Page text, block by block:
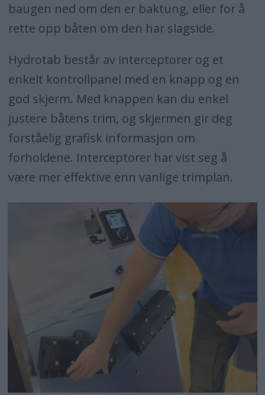
baugen ned om den er baktung, eller for å
rette opp båten om den har slagside.
Hydrotab består av interceptorer og et
enkelt kontrollpanel med en knapp og en
god skjerm. Med knappen kan du enkel
justere båtens trim, og skjermen gir deg
forståelig grafisk informasjon om
forholdene. Interceptorer har vist seg å
være mer effektive enn vanlige trimplan.